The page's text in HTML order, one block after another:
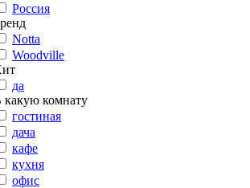
Россия
Notta
Woodville
да
какую комнату
гостиная
дача
кафе
кухня
офис